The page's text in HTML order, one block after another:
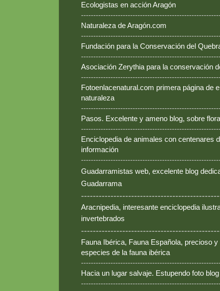
Ecologistas en acción Aragón
Naturaleza de Aragón.com
Fundación para la Conservación del
Asociación Zerythia para la conservación
Fotoenlacenatural.com primera página de
naturaleza
Pasos. Excelente y ameno blog, sobre
Enciclopedia de animales con centenares
información
Guadarramistas web, excelente blog
Guadarrama
Aracnipedia, interesante enciclopedia
invertebrados
Fauna Ibérica, Fauna Española, precioso
especies de la fauna ibérica
Hacia un lugar salvaje. Estupendo foto